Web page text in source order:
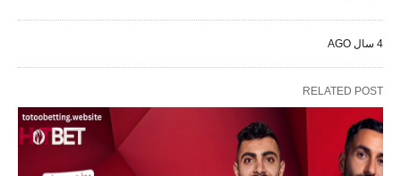
4 سال AGO
RELATED POST